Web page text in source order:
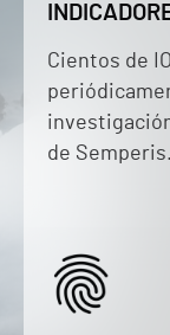
Cientos de
de Semperis.